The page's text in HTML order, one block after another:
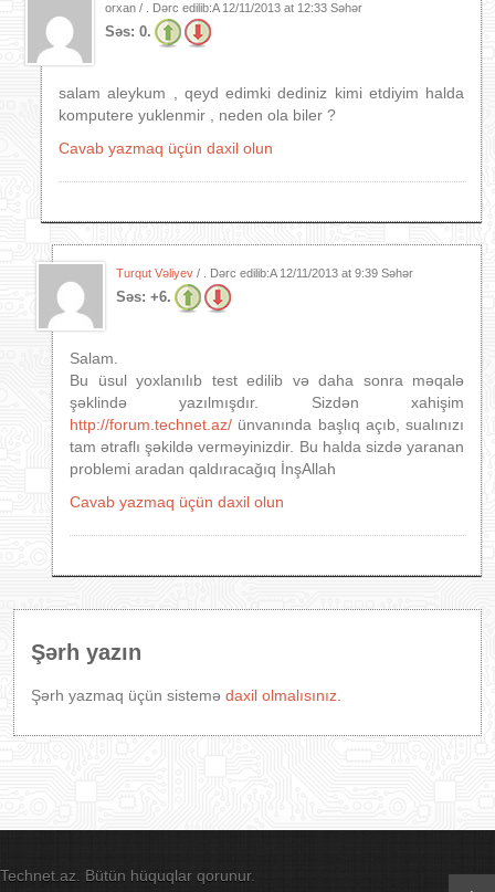
orxan / . Dərc edilib:A 12/11/2013 at 12:33 Səhər
Səs: 0.
salam aleykum , qeyd edimki dediniz kimi etdiyim halda
komputere yuklenmir , neden ola biler ?
Cavab yazmaq üçün daxil olun
Turqut Vəliyev / . Dərc edilib:A 12/11/2013 at 9:39 Səhər
Səs: +6.
Salam.
Bu üsul yoxlanılıb test edilib və daha sonra məqalə
şəklində yazılmışdır. Sizdən xahişim
http://forum.technet.az/ ünvanında başlıq açıb, sualınızı
tam ətraflı şəkildə verməyinizdir. Bu halda sizdə yaranan
problemi aradan qaldıracağıq İnşAllah
Cavab yazmaq üçün daxil olun
Şərh yazın
Şərh yazmaq üçün sistemə daxil olmalısınız.
Technet.az. Bütün hüquqlar qorunur.